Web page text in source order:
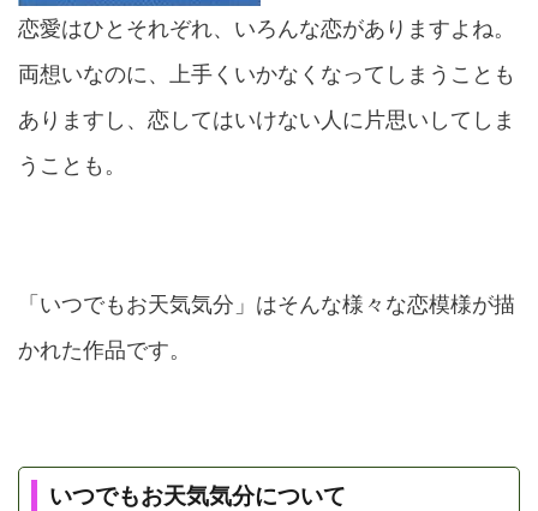
恋愛はひとそれぞれ、いろんな恋がありますよね。
両想いなのに、上手くいかなくなってしまうことも
ありますし、恋してはいけない人に片思いしてしま
うことも。
「いつでもお天気気分」はそんな様々な恋模様が描
かれた作品です。
いつでもお天気気分について